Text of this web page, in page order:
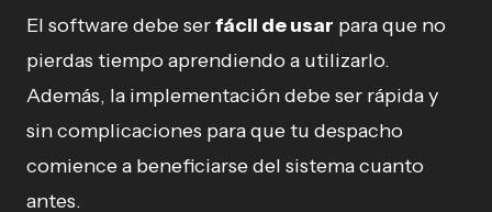
El software debe serfácil de usar para que no
pierdas tiempo aprendiendo a utilizarlo.
Además, la implementación debe ser rápida y
sin complicaciones para que tu despacho
comience a beneficiarse del sistema cuanto
antes.